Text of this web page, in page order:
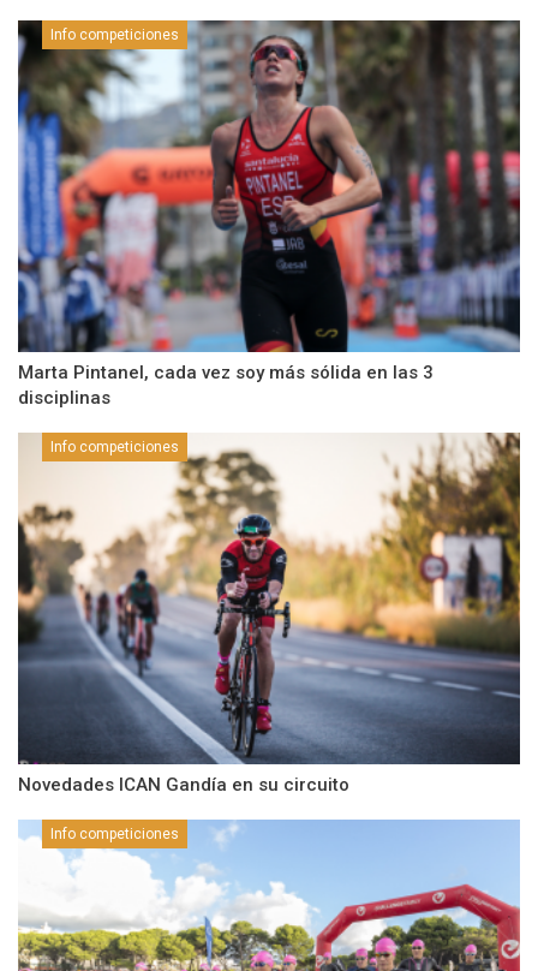
Info competiciones
Marta Pintanel, cada vez soy más sólida en las 3
disciplinas
Info competiciones
Novedades ICAN Gandía en su circuito
Info competiciones